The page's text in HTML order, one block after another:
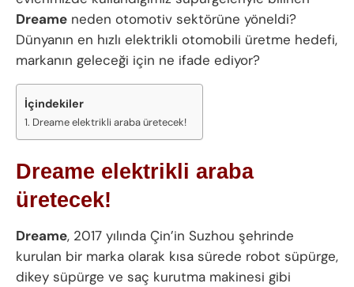
Dreame neden otomotiv sektörüne yöneldi?
Dünyanın en hızlı elektrikli otomobili üretme hedefi,
markanın geleceği için ne ifade ediyor?
İçindekiler
Dreame elektrikli araba üretecek!
Dreame elektrikli araba
üretecek!
Dreame, 2017 yılında Çin’in Suzhou şehrinde
kurulan bir marka olarak kısa sürede robot süpürge,
dikey süpürge ve saç kurutma makinesi gibi